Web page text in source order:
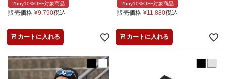
2buy10%OFF対象商品
販売価格 ¥9,790税込
カートに入れる
2buy10%OFF対象商品
販売価格 ¥11,880税込
カートに入れる